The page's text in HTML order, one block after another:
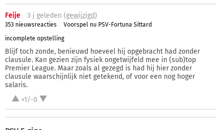
Feije 3 j geleden (gewijzigd)
353 nieuwsreacties
Voorspel nu PSV-Fortuna Sittard
incomplete opstelling
Blijf toch zonde, benieuwd hoeveel hij opgebracht had zonder
clausule. Kan gezien zijn fysiek ongetwijfeld mee in (sub)top
Premier League. Maar zoals al gezegd is had hij hier zonder
clausule waarschijnlijk niet getekend, of voor een nog hoger
salaris.
+1/-0